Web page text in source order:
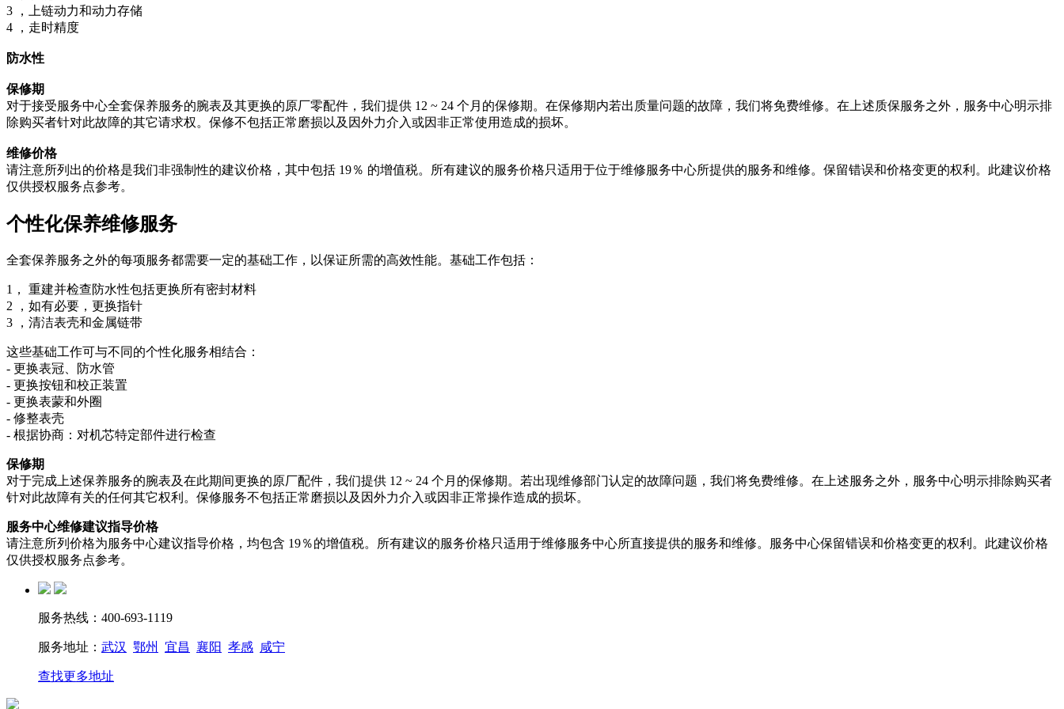
3 ，上链动力和动力存储
4 ，走时精度
防水性
保修期
对于接受服务中心全套保养服务的腕表及其更换的原厂零配件，我们提供 12 ~ 24 个月的保修期。在保修期内若出质量问题的故障，我们将免费维修。在上述质保服务之外，服务中心明示排
除购买者针对此故障的其它请求权。保修不包括正常磨损以及因外力介入或因非正常使用造成的损坏。
维修价格
请注意所列出的价格是我们非强制性的建议价格，其中包括 19％ 的增值税。所有建议的服务价格只适用于位于维修服务中心所提供的服务和维修。保留错误和价格变更的权利。此建议价格
仅供授权服务点参考。
个性化保养维修服务
全套保养服务之外的每项服务都需要一定的基础工作，以保证所需的高效性能。基础工作包括：
1， 重建并检查防水性包括更换所有密封材料
2 ，如有必要，更换指针
3 ，清洁表壳和金属链带
这些基础工作可与不同的个性化服务相结合：
- 更换表冠、防水管
- 更换按钮和校正装置
- 更换表蒙和外圈
- 修整表壳
- 根据协商：对机芯特定部件进行检查
保修期
对于完成上述保养服务的腕表及在此期间更换的原厂配件，我们提供 12 ~ 24 个月的保修期。若出现维修部门认定的故障问题，我们将免费维修。在上述服务之外，服务中心明示排除购买者
针对此故障有关的任何其它权利。保修服务不包括正常磨损以及因外力介入或因非正常操作造成的损坏。
服务中心维修建议指导价格
请注意所列价格为服务中心建议指导价格，均包含 19％的增值税。所有建议的服务价格只适用于维修服务中心所直接提供的服务和维修。服务中心保留错误和价格变更的权利。此建议价格
仅供授权服务点参考。
服务热线：400-693-1119
服务地址： 武汉 鄂州 宜昌 襄阳 孝感 咸宁
查找更多地址